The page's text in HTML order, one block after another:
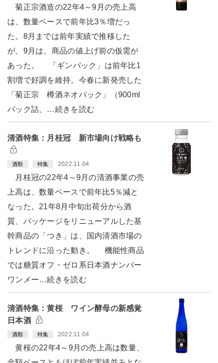
菊正宗酒造の22年4～9月の売上高
は、数量ベースで前年比3％増だっ
た。8月までは前年実績で推移した
が、9月は、商品の値上げ前の仮需が
あった。 「ギンパック」は前年比1
割増で好調を維持。今春に新発売した
「菊正宗 樽酒ネオパック」（900ml
パック詰、…続きを読む
清酒特集：月桂冠 新市場向け戦略も
酒類 特集 2022.11.04
月桂冠の22年4～9月の清酒事業の売
上高は、数量ベースで前年比5％減と
なった。21年8月中旬出荷分から酒
質、パッケージをリニューアルした基
幹商品の「つき」は、国内清酒市場の
トレンドに沿った動き。 機能性商品
では糖質オフ・ゼロ系日本酒ナンバー
ワンメー…続きを読む
清酒特集：黄桜 ワイン酵母の新感覚
日本酒
酒類 特集 2022.11.04
黄桜の22年4～9月の売上高は数量、